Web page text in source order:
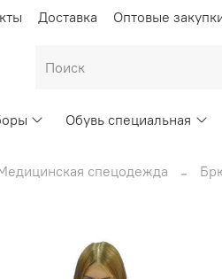
Доставка Оптовые
Обувь специальная
спецодежда